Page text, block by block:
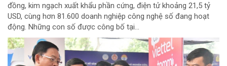
đồng, kim ngạch xuất khẩu phần cứng, điện tử khoảng 21,5 tỷ
USD, cùng hơn 81.600 doanh nghiệp công nghệ số đang hoạt
động. Những con số được công bố tại...